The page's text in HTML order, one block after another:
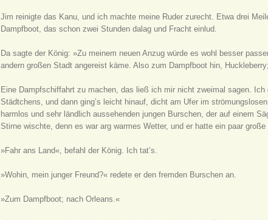
Jim reinigte das Kanu, und ich machte meine Ruder zurecht. Etwa drei
Dampfboot, das schon zwei Stunden dalag und Fracht einlud.
Da sagte der König: »Zu meinem neuen Anzug würde es wohl besser
andern großen Stadt angereist käme. Also zum Dampfboot hin,
Eine Dampfschiffahrt zu machen, das ließ ich mir nicht zweimal sagen. Ich
Städtchens, und dann ging’s leicht hinauf, dicht am Ufer im
harmlos und sehr ländlich aussehenden jungen Burschen, der auf einem
Stirne wischte, denn es war arg warmes Wetter, und er hatte ein paar
»Fahr ans Land«, befahl der König. Ich tat’s.
»Wohin, mein junger Freund?« redete er den fremden Burschen an.
»Zum Dampfboot; nach Orleans.«